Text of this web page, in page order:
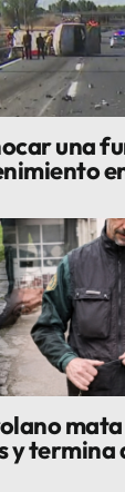
una
mata
y termina